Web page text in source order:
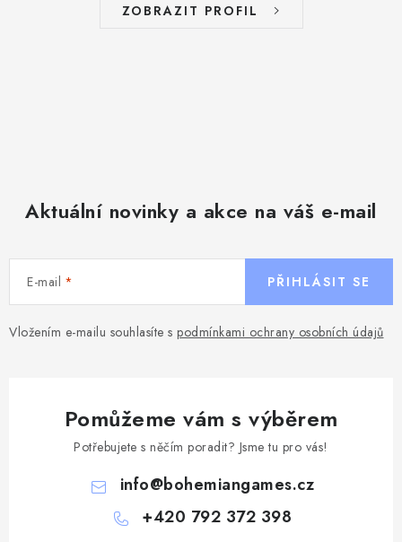
ZOBRAZIT PROFIL
Aktuální novinky a akce na váš e-mail
E-mail
Vložením e-mailu souhlasíte s podmínkami ochrany osobních údajů
PŘIHLÁSIT SE
Pomůžeme vám s výběrem
Potřebujete s něčím poradit? Jsme tu pro vás!
info@bohemiangames.cz
+420 792 372 398